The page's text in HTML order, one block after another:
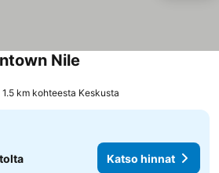
Nile
1.5 km kohteesta Keskusta
Katso hinnat